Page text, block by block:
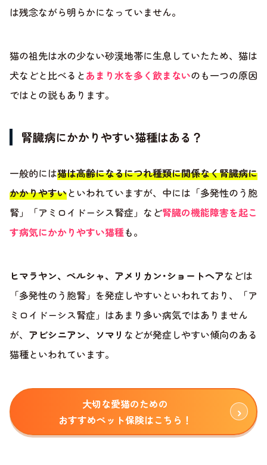
は残念ながら明らかになっていません。
猫の祖先は水の少ない砂漠地帯に生息していたため、猫は
犬などと比べるとあまり水を多く飲まないのも一つの原因
ではとの説もあります。
腎臓病にかかりやすい猫種はある？
一般的には猫は高齢になるにつれ種類に関係なく腎臓病に
かかりやすいといわれていますが、中には「多発性のう胞
腎」「アミロイドーシス腎症」など腎臓の機能障害を起こ
す病気にかかりやすい猫種も。
ヒマラヤン、ペルシャ、アメリカン･ショートヘアなどは
「多発性のう胞腎」を発症しやすいといわれており、「ア
ミロイドーシス腎症」はあまり多い病気ではありません
が、 アビシニアン、ソマリ などが発症しやすい傾向のある
猫種といわれています。
大切な愛猫のための
おすすめペット保険はこちら！